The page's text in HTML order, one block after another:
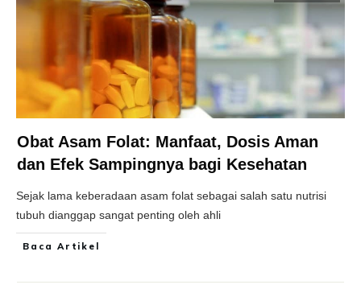
Obat Asam Folat: Manfaat, Dosis Aman
dan Efek Sampingnya bagi Kesehatan
Sejak lama keberadaan asam folat sebagai salah satu nutrisi
tubuh dianggap sangat penting oleh ahli
Baca Artikel